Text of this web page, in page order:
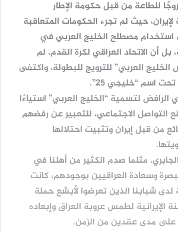
للطاعة من قبل حكومة الإطار
حيث لم تجرء الحكومات المتعاقبة
2003 على استخدام مصطلح الخليج العربي في
بل أن الاتحاد العراقي لكرة القدم، لم
العربي” للترويج للبطولة، واكتفى
اسم “خليجي 25”.
الرافض لتسمية “الخليج العربي” استياءًا
التواصل الاجتماعي، للتعبير عن رفضهم
من قبل إيران وتثبيت احتلالها
مثلما صدم الكثير من أهلنا في
وسعادة العراقيين بوجودهم، كانت
شبابنا الذين تعرضوا لأبشع حملة
الإيرانية لطمس عروبة العراق وإبعاده
مدى عقدين من الزمن.